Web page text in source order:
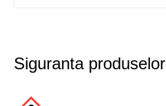
Siguranta produselor